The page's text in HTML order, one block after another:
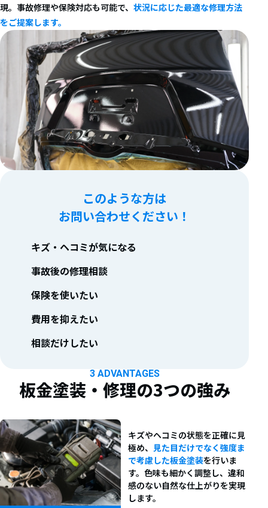
現。事故修理や保険対応も可能で、 状況に応じた最適な修理方法
をご提案します。
このような方は
お問い合わせください！
キズ・ヘコミが気になる
事故後の修理相談
保険を使いたい
費用を抑えたい
相談だけしたい
3 ADVANTAGES
板金塗装・修理の3つの強み
キズやヘコミの状態を正確に見
極め、 見た目だけでなく強度ま
で考慮した板金塗装を行いま
す。色味も細かく調整し、違和
感のない自然な仕上がりを実現
します。